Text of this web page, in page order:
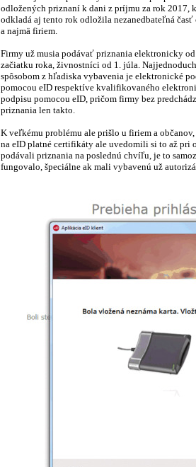
odložených priznaní k dani z príjmu za rok 2017,
odkladá aj tento rok odložila nezanedbateľná časť
a najmä firiem.
Firmy už musia podávať priznania elektronicky od
začiatku roka, živnostníci od 1. júla.
spôsobom z hľadiska vybavenia je elektronické
pomocou eID respektíve kvalifikovaného
podpisu pomocou eID, pričom firmy bez
priznania len takto.
K veľkému problému ale prišlo u firiem a
na eID platné certifikáty ale uvedomili si to až
podávali priznania na poslednú chvíľu, je to
fungovalo, špeciálne ak mali vybavenú už